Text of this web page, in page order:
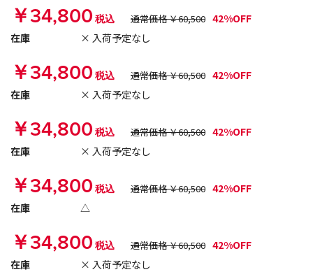
￥34,800税込 通常価格 ￥60,500 42%OFF
在庫
× 入荷予定なし
￥34,800税込 通常価格 ￥60,500 42%OFF
在庫
× 入荷予定なし
￥34,800税込 通常価格 ￥60,500 42%OFF
在庫
× 入荷予定なし
￥34,800税込 通常価格 ￥60,500 42%OFF
在庫
△
￥34,800税込 通常価格 ￥60,500 42%OFF
在庫
× 入荷予定なし